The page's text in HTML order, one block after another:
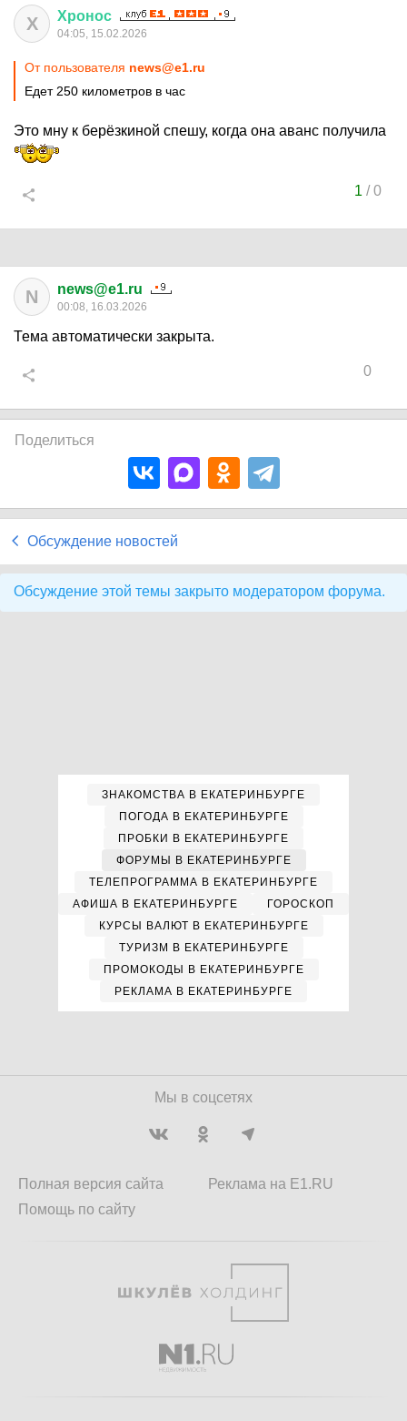
Х Хронос
04:05, 15.02.2026
От пользователя news@e1.ru
Едет 250 километров в час
Это мну к берёзкиной спешу, когда она аванс получила
1 /0
N news@e1.ru
00:08, 16.03.2026
Тема автоматически закрыта.
0
Поделиться
Обсуждение новостей
Обсуждение этой темы закрыто модератором форума.
ЗНАКОМСТВА В ЕКАТЕРИНБУРГЕ
ПОГОДА В ЕКАТЕРИНБУРГЕ
ПРОБКИ В ЕКАТЕРИНБУРГЕ
ФОРУМЫ В ЕКАТЕРИНБУРГЕ
ТЕЛЕПРОГРАММА В ЕКАТЕРИНБУРГЕ
АФИША В ЕКАТЕРИНБУРГЕ
ГОРОСКОП
КУРСЫ ВАЛЮТ В ЕКАТЕРИНБУРГЕ
ТУРИЗМ В ЕКАТЕРИНБУРГЕ
ПРОМОКОДЫ В ЕКАТЕРИНБУРГЕ
РЕКЛАМА В ЕКАТЕРИНБУРГЕ
Мы в соцсетях
Полная версия сайта
Помощь по сайту
Реклама на E1.RU